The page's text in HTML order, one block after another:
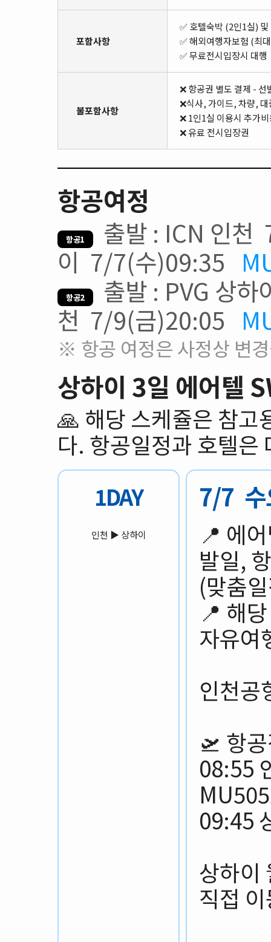
포함사항
✅ 호텔숙박 (2인1실)
✅ 해외여행자보험 (최
✅ 무료전시입장시 대행
불포함사항
❌ 항공권 별도 결제 - 선
❌식사, 가이드, 차량,
❌ 1인1실 이용시 추가
❌ 유료 전시입장권
항공여정
항공1
출발 : ICN 인
이 7/7(수)09:35
항공2
출발 : PVG 상
천 7/9(금)20:05
※ 항공 여정은 사정상 변
상하이 3일 에어텔
🙏 해당 스케쥴은 참고
다. 항공일정과 호텔은
1DAY
인천 ▶️ 상하이
7/7 수
📍 에
발일,
(맞춤
📍 해
자유여
인천공
🛫 항
08:55
09:45
상하이
직접